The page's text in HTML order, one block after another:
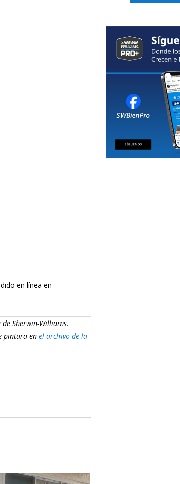
en línea en
Sherwin-Williams.
pintura en el archivo de la